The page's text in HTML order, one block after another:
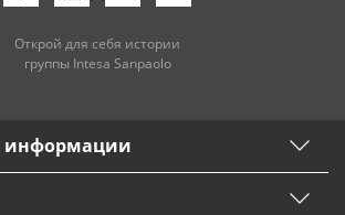
кредиты
Открой для себя истории
группы Intesa Sanpaolo
информации